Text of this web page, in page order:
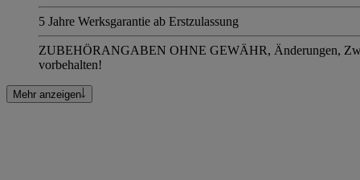
5 Jahre Werksgarantie ab Erstzulassung
ZUBEHÖRANGABEN OHNE GEWÄHR, Änderungen,
vorbehalten!
Mehr anzeigen